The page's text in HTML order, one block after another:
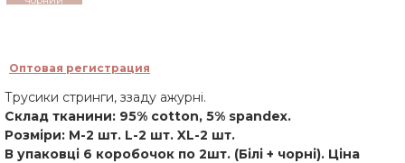
Оптовая регистрация
Трусики стринги, ззаду ажурні.
Склад тканини: 95% cotton, 5% spandex.
Розміри: M-2 шт. L-2 шт. XL-2 шт.
В упаковці 6 коробочок по 2шт. (Білі + чорні). Ціна